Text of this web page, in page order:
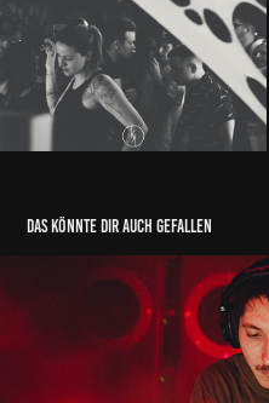
das könnte dir auch gefallen
Bass Fährt Durch - Preppers Edition